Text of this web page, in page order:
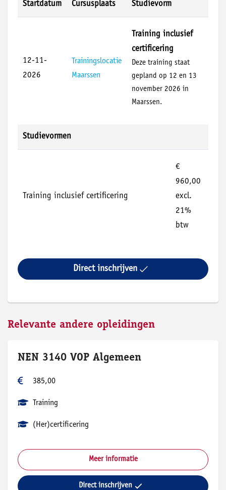
Startdatum Cursusplaats Studievorm
12-11-
2026
Trainingslocatie
Maarssen
Training inclusief
certificering
Deze training staat
gepland op 12 en 13
november 2026 in
Maarssen.
Studievormen
Training inclusief certificering
€
960,00
excl.
21%
btw
Direct inschrijven
Relevante andere opleidingen
NEN 3140 VOP Algemeen
385,00
Training
(Her)certificering
Meer informatie
Direct inschrijven